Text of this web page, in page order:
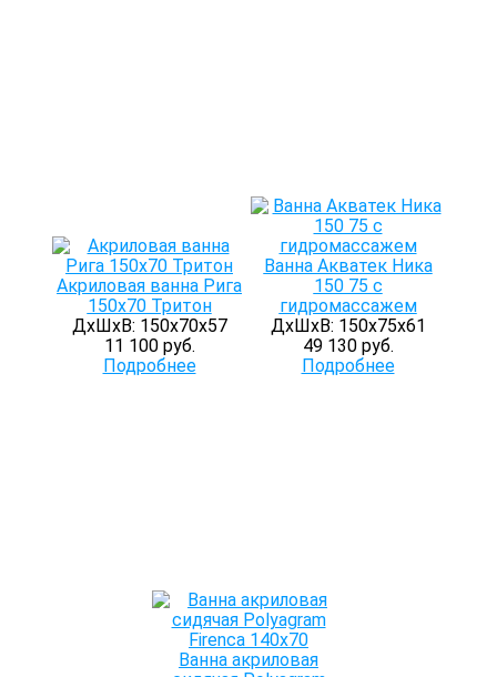
Акриловая ванна Рига
150x70 Тритон
ДхШхВ: 150х70х57
11 100 руб.
Подробнее
Ванна Акватек Ника
150 75 с
гидромассажем
ДхШхВ: 150х75х61
49 130 руб.
Подробнее
Ванна акриловая